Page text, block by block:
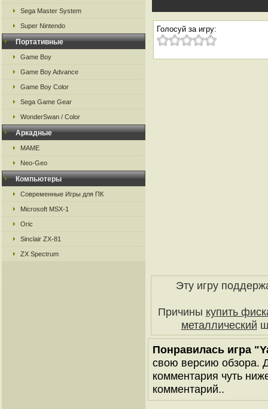
Sega Master System
Super Nintendo
Портативные
Game Boy
Game Boy Advance
Game Boy Color
Sega Game Gear
WonderSwan / Color
Аркадные
MAME
Neo-Geo
Компьютеры
Современные Игры для ПК
Microsoft MSX-1
Oric
Sinclair ZX-81
ZX Spectrum
Голосуй за игру:
Эту игру
Причины купить
металлический
Понравилась игра
свою версию обзора.
комментария чуть
комментарий..